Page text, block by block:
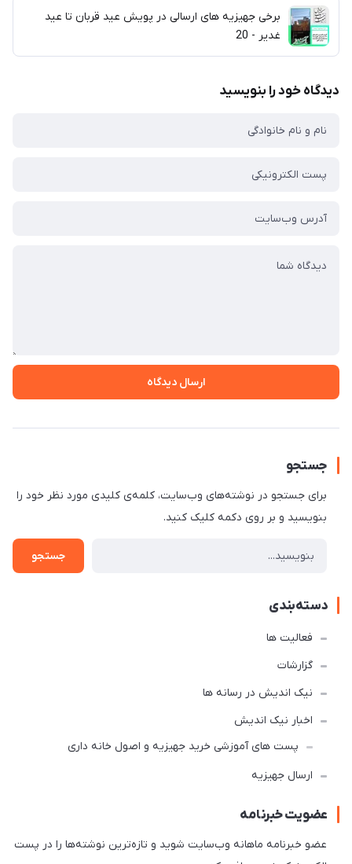
برخی جهیزیه های ارسالی در پویش عید قربان تا عید
غدیر - 20
دیدگاه خود را بنویسید
ارسال دیدگاه
جستجو
برای جستجو در نوشته‌های وب‌سایت، کلمه‌ی کلیدی مورد نظر خود را
بنویسید و بر روی دکمه کلیک کنید.
جستجو
دسته‌بندی
فعالیت ها
گزارشات
نیک اندیش در رسانه ها
اخبار نیک اندیش
پست های آموزشی خرید جهیزیه و اصول خانه داری
ارسال جهیزیه
عضویت خبرنامه
عضو خبرنامه ماهانه وب‌سایت شوید و تازه‌ترین نوشته‌ها را در پست